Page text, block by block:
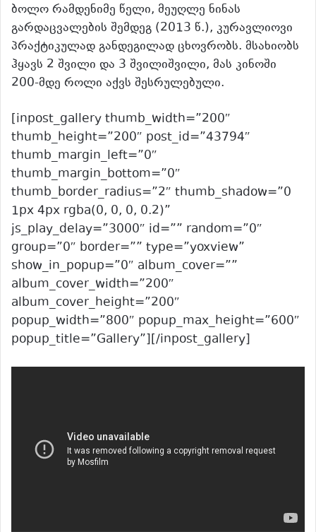
ბოლო რამდენიმე წელი, მეუღლე ნინას
გარდაცვალების შემდეგ (2013 წ.), კურავლიოვი
პრაქტიკულად განდეგილად ცხოვრობს. მსახიობს
ჰყავს 2 შვილი და 3 შვილიშვილი, მას კინოში
200-მდე როლი აქვს შესრულებული.
[inpost_gallery thumb_width=”200″
thumb_height=”200″ post_id=”43794″
thumb_margin_left=”0″
thumb_margin_bottom=”0″
thumb_border_radius=”2″ thumb_shadow=”0
1px 4px rgba(0, 0, 0, 0.2)”
js_play_delay=”3000″ id=”” random=”0″
group=”0″ border=”” type=”yoxview”
show_in_popup=”0″ album_cover=””
album_cover_width=”200″
album_cover_height=”200″
popup_width=”800″ popup_max_height=”600″
popup_title=”Gallery”][/inpost_gallery]